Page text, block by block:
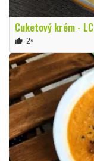
Cuketový krém - LC
thumb_up 2×